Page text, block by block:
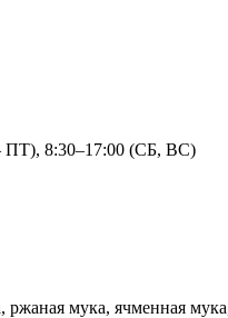
ПТ), 8:30–17:00 (СБ, ВС)
мука, ячменная